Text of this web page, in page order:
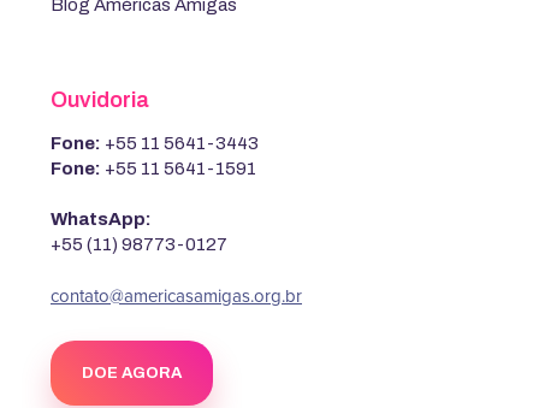
Blog Américas Amigas
Ouvidoria
Fone: +55 11 5641-3443
Fone: +55 11 5641-1591
WhatsApp:
+55 (11) 98773-0127
contato@americasamigas.org.br
DOE AGORA